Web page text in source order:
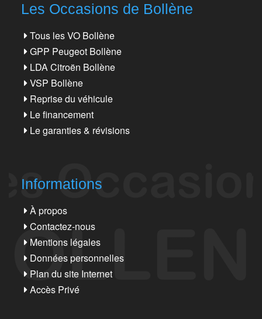
Les Occasions de Bollène
Tous les VO Bollène
GPP Peugeot Bollène
LDA Citroën Bollène
VSP Bollène
Reprise du véhicule
Le financement
Le garanties & révisions
Informations
À propos
Contactez-nous
Mentions légales
Données personnelles
Plan du site Internet
Accès Privé